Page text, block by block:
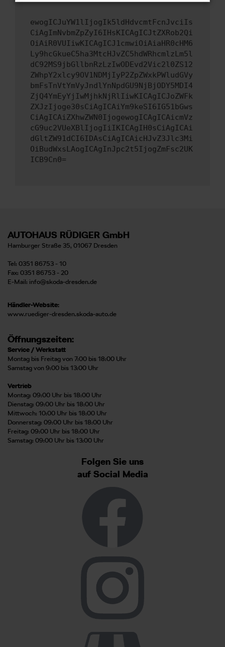
ewogICJuYW1lIjogIk5ldHdvcmtFcnJvciIs
CiAgImNvbmZpZyI6IHsKICAgICJtZXRob2Qi
OiAiR0VUIiwKICAgICJ1cmwiOiAiaHR0cHM6
Ly9hcGkueC5ha3MtcHJvZC5hdWRhcmlzLm5l
dC92MS9jbGllbnRzLzIwODEvd2Vic2l0ZS12
ZWhpY2xlcy9OV1NDMjIyP2ZpZWxkPWludGVy
bmFsTnVtYmVyJndlYnNpdGU9NjBjODY5MDI4
ZjQ4YmEyYjIwMjhkNjRlIiwKICAgICJoZWFk
ZXJzIjoge30sCiAgICAiYm9keSI6IG51bGws
CiAgICAiZXhwZWN0IjogewogICAgICAicmVz
cG9uc2VUeXBlIjogIiIKICAgIH0sCiAgICAi
dGltZW91dCI6IDAsCiAgICAicHJvZ3Jlc3Mi
OiBudWxsLAogICAgInJpc2t5IjogZmFsc2UK
ICB9Cn0=
AUTOHAUS RÜDIGER GmbH
Hamburger Straße 35, 01067 Dresden
Tel: 0351 86753 - 10
Fax: 0351 86753 - 20
E-Mail: info@skoda-dresden.de
Händler-Website:
www.ruediger-dresden.skoda-auto.de
Öffnungszeiten:
Service / Werkstatt
Montag bis Freitag von 7:00 bis 18:00 Uhr
Samstag von 9:00 bis 13:00 Uhr
Vertrieb
Montag: 09:00 Uhr bis 18:00 Uhr
Dienstag: 09:00 Uhr bis 18:00 Uhr
Mittwoch: 10:00 Uhr bis 18:00 Uhr
Donnerstag: 09:00 Uhr bis 18:00 Uhr
Freitag: 09:00 Uhr bis 18:00 Uhr
Samstag: 09:00 Uhr bis 13:00 Uhr
Folgen Sie uns
auf Social Media